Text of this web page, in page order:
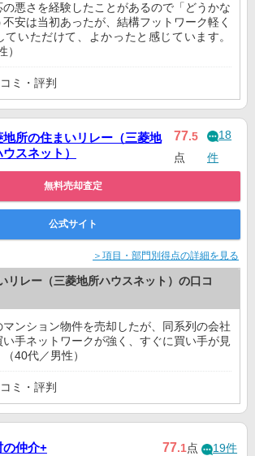
の悪さを経験したことがあるので「どうかな
不安は当初あったが、結構フットワーク軽く
ていただけて、よかったと感じています。
）
ミ・評判
地所の住まいリレー（三菱地
スネット）
77.5
点
18
件
無料売却査定
公式サイト
＞項目・部門別得点の詳細を見る
リレー（三菱地所ハウスネット）の口コ
マンション物件を売却したが、同系列の会社
い手ネットワークが強く、すぐに買い手が見
40代／男性）
ミ・評判
の仲介+ 77.1点 19件